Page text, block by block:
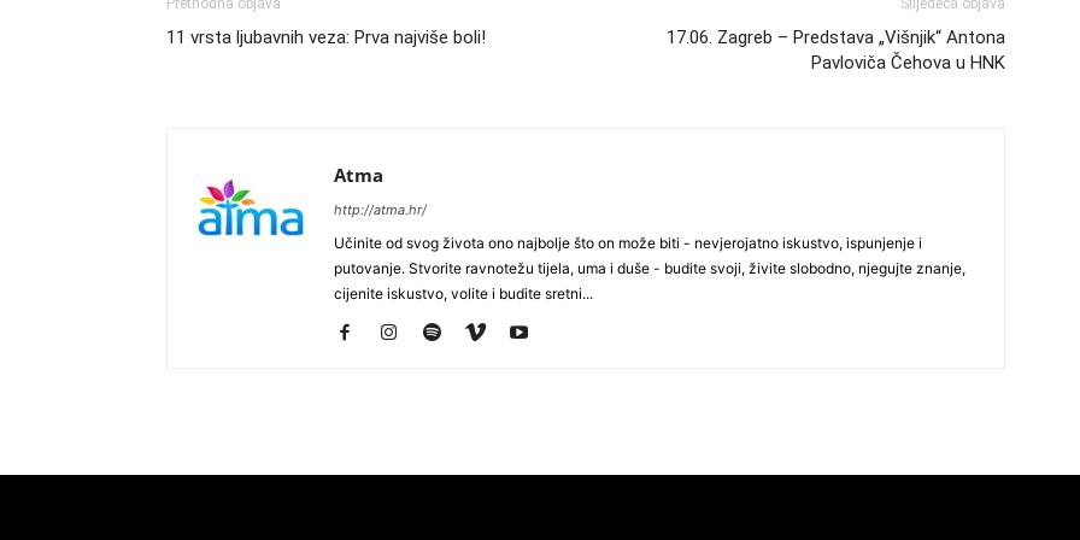
Prethodna objava
11 vrsta ljubavnih veza: Prva najviše boli!
Slijedeća objava
17.06. Zagreb – Predstava „Višnjik“ Antona
Pavloviča Čehova u HNK
Atma
http://atma.hr/
Učinite od svog života ono najbolje što on može biti - nevjerojatno iskustvo, ispunjenje i
putovanje. Stvorite ravnotežu tijela, uma i duše - budite svoji, živite slobodno, njegujte znanje,
cijenite iskustvo, volite i budite sretni...